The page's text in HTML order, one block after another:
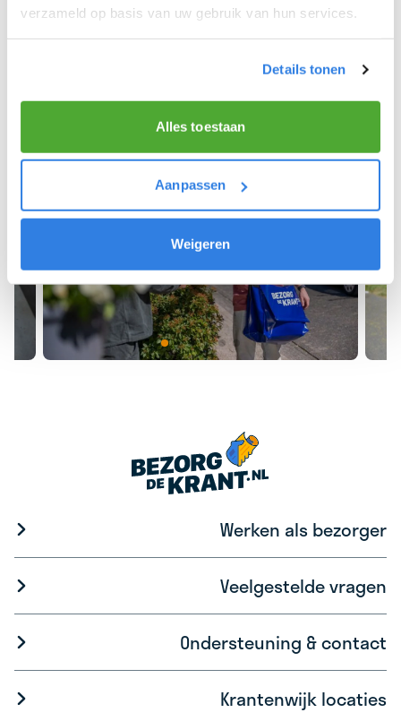
verzameld op basis van uw gebruik van hun services.
Details tonen
Alles toestaan
Aanpassen
Weigeren
Meld je aan als krantenbezorger!
Werken als bezorger
Veelgestelde vragen
Ondersteuning & contact
Krantenwijk locaties